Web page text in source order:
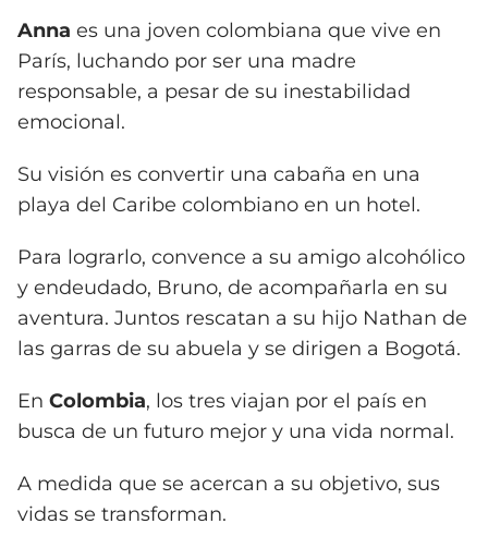
Anna es una joven colombiana que vive en
París, luchando por ser una madre
responsable, a pesar de su inestabilidad
emocional.
Su visión es convertir una cabaña en una
playa del Caribe colombiano en un hotel.
Para lograrlo, convence a su amigo alcohólico
y endeudado, Bruno, de acompañarla en su
aventura. Juntos rescatan a su hijo Nathan de
las garras de su abuela y se dirigen a Bogotá.
En Colombia, los tres viajan por el país en
busca de un futuro mejor y una vida normal.
A medida que se acercan a su objetivo, sus
vidas se transforman.